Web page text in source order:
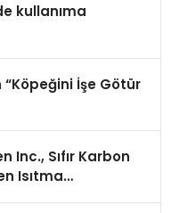
kullanıma
“Köpeğini İşe Götür
Inc., Sıfır Karbon
Isıtma